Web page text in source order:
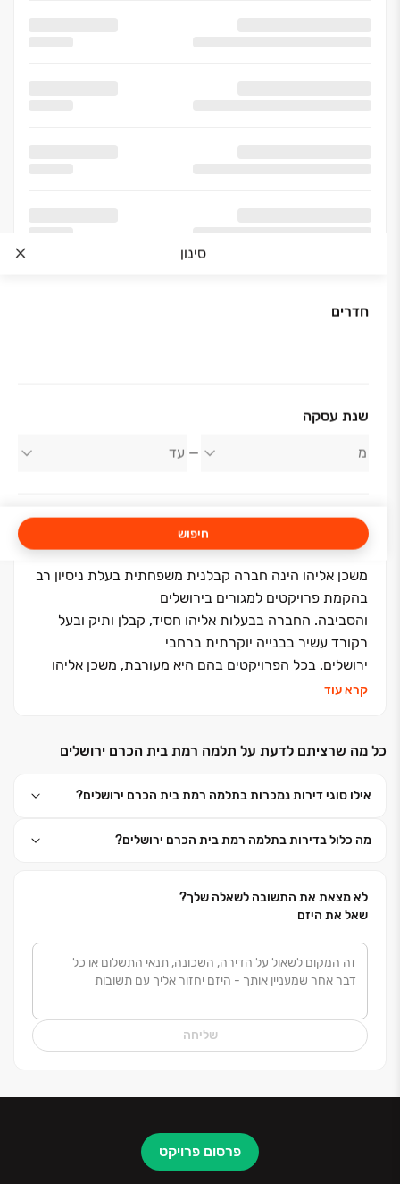
סינון
חדרים
שנת עסקה
חיפוש
אודות החברה
משכן אליהו
משכן אליהו הינה חברה קבלנית משפחתית בעלת ניסיון רב
בהקמת פרויקטים למגורים בירושלים
והסביבה. החברה בבעלות אליהו חסיד, קבלן ותיק ובעל
רקורד עשיר בבנייה יוקרתית ברחבי
ירושלים. בכל הפרויקטים בהם היא מעורבת, משכן אליהו
יוזמת ומבצעת את הפרויקט משלב
גם על רמת בנייה גבוהה בסטנדרט בלתי מתפשר
משכן אליהו מציגה ברזומה, אלפי יחידות דיור לצד שלל
רחבי הארץ. בין הפרויקטים שהקימה החברה ושיווקה
היוקרתי והמצליח במודיעין ופרויקטים בארנונה, קטמון
הישנה, נווה יעקב, פסגת זאב, צור הדסה
קרא עוד
כל מה שרציתם לדעת על תלמה רמת בית הכרם ירושלים
אילו סוגי דירות נמכרות בתלמה רמת בית הכרם ירושלים?
מה כלול בדירות בתלמה רמת בית הכרם ירושלים?
לא מצאת את התשובה לשאלה שלך?
שאל את היזם
שליחה
פרסום פרויקט